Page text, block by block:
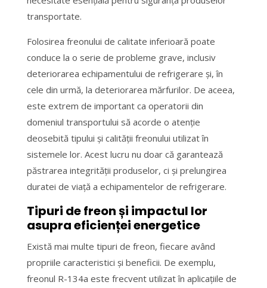
transportate.
Folosirea freonului de calitate inferioară poate
conduce la o serie de probleme grave, inclusiv
deteriorarea echipamentului de refrigerare și, în
cele din urmă, la deteriorarea mărfurilor. De aceea,
este extrem de important ca operatorii din
domeniul transportului să acorde o atenție
deosebită tipului și calității freonului utilizat în
sistemele lor. Acest lucru nu doar că garantează
păstrarea integrității produselor, ci și prelungirea
duratei de viață a echipamentelor de refrigerare.
Tipuri de freon și impactul lor
asupra eficienței energetice
Există mai multe tipuri de freon, fiecare având
propriile caracteristici și beneficii. De exemplu,
freonul R-134a este frecvent utilizat în aplicațiile de